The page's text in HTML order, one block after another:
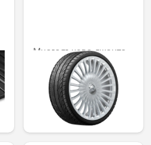
Многолъчева джанта,
58,4 см (23 цола)
2529,07 € /
4946,43 лв.